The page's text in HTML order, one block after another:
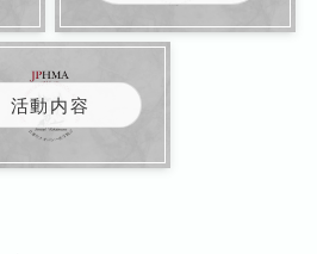
活動内容